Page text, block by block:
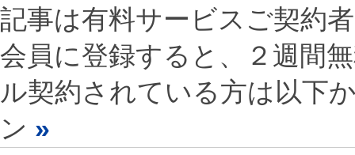
記事は有料サービスご契約
会員に登録すると、２週間
ル契約されている方は以下
ン »